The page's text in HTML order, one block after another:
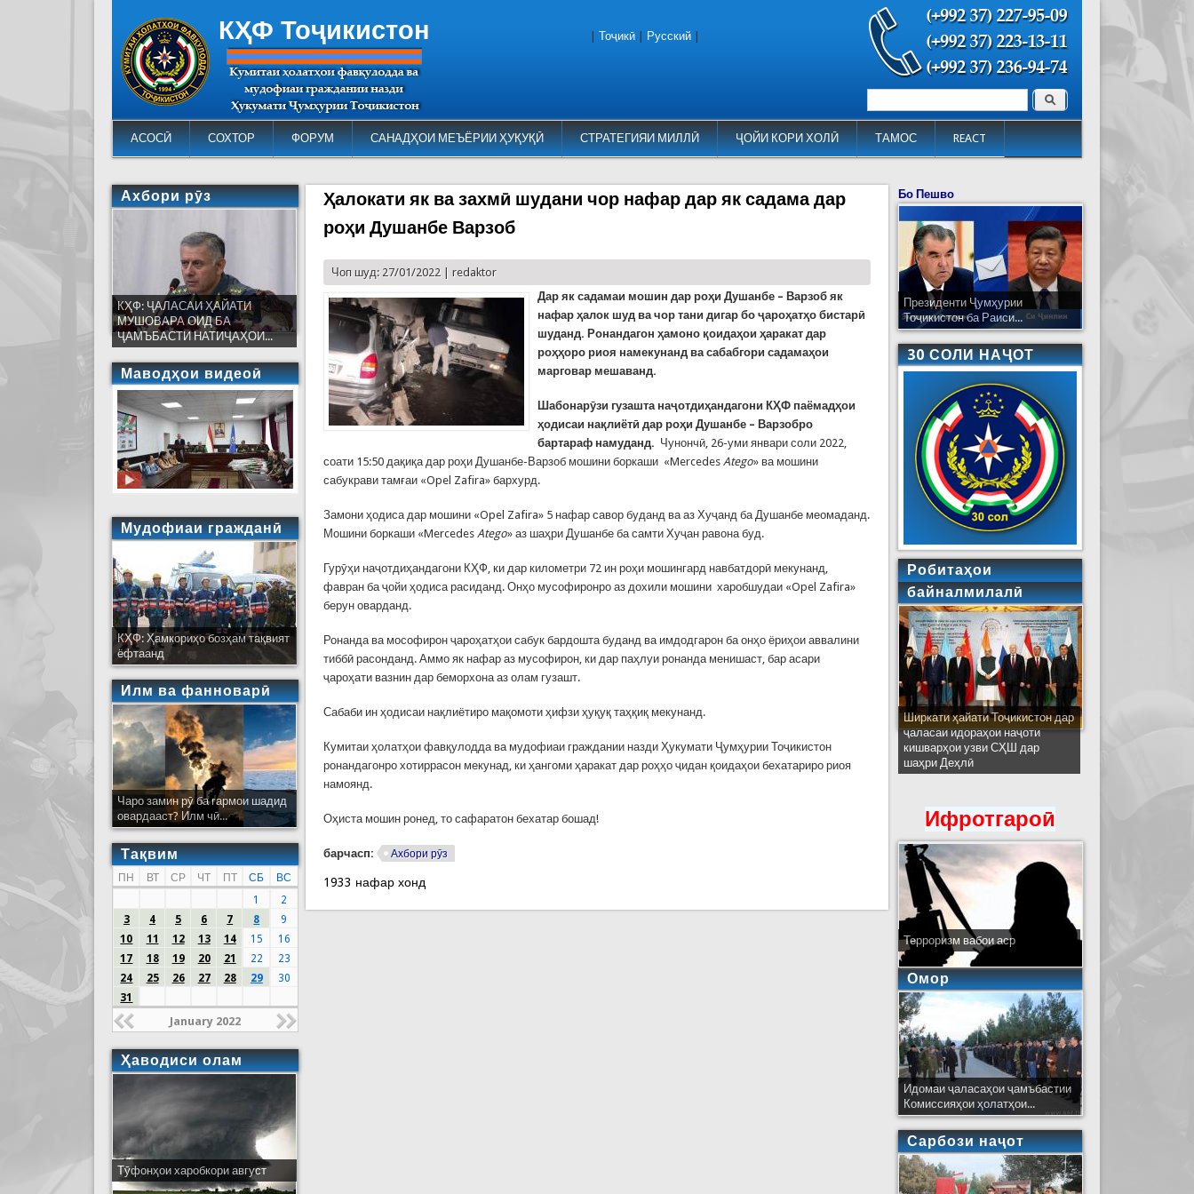
КҲФ Тоҷикистон
АСОСӢ СОХТОР ФОРУМ САНАДҲОИ МЕЪЁРИИ ҲУҚУҚӢ СТРАТЕГИЯИ МИЛЛӢ ҶОЙИ КОРИ ХОЛӢ ТАМОС REACT
Форма поиска Поиск
Тоҷикӣ Русский
Ҳалокати як ва захмӣ шудани чор нафар дар як садама дар
роҳи Душанбе Варзоб
Чоп шуд: 27/01/2022 |redaktor
Дар як садамаи мошин дар роҳи Душанбе – Варзоб як
нафар ҳалок шуд ва чор тани дигар бо ҷароҳатҳо бистарӣ
шуданд. Ронандагон ҳамоно қоидаҳои ҳаракат дар
роҳҳоро риоя намекунанд ва сабабгори садамаҳои
марговар мешаванд.
Шабонарӯзи гузашта наҷотдиҳандагони КҲФ паёмадҳои
ҳодисаи нақлиётӣ дар роҳи Душанбе – Варзобро
бартараф намуданд. Чунончӣ, 26-уми январи соли 2022,
соати 15:50 дақиқа дар роҳи Душанбе-Варзоб мошини боркаши «MercedesAtego» ва мошини
сабукрави тамғаи «Opel Zafira» бархурд.
Замони ҳодиса дар мошини «Opel Zafira» 5 нафар савор буданд ва аз Хуҷанд ба Душанбе меомаданд.
Мошини боркаши «MercedesAtego» аз шаҳри Душанбе ба самти Хуҷан равона буд.
Гурӯҳи наҷотдиҳандагони КҲФ, ки дар километри 72 ин роҳи мошингард навбатдорӣ мекунанд,
фавран ба ҷойи ҳодиса расиданд. Онҳо мусофиронро аз дохили мошини харобшудаи «Opel Zafira»
берун оварданд.
Ронанда ва мософирон ҷароҳатҳои сабук бардошта буданд ва имдодгарон ба онҳо ёриҳои аввалини
тиббӣ расонданд. Аммо як нафар аз мусофирон, ки дар паҳлуи ронанда менишаст, бар асари
ҷароҳати вазнин дар беморхона аз олам гузашт.
Сабаби ин ҳодисаи нақлиётиро мақомоти ҳифзи ҳуқуқ таҳқиқ мекунанд.
Кумитаи ҳолатҳои фавқулодда ва мудофиаи граждании назди Ҳукумати Ҷумҳурии Тоҷикистон
ронандагонро хотиррасон мекунад, ки ҳангоми ҳаракат дар роҳҳо ҷидан қоидаҳои бехатариро риоя
намоянд.
Оҳиста мошин ронед, то сафаратон бехатар бошад!
барчасп: Ахбори рӯз
1933 нафар хонд
Ахбори рӯз
КҲФ: ҶАЛАСАИ ҲАЙАТИ
МУШОВАРА ОИД БА
ҶАМЪБАСТИ НАТИҶАҲОИ...
Маводҳои видеоӣ
Мудофиаи гражданӣ
КҲФ: Ҳамкориҳо бозҳам тақвият
ёфтаанд
Илм ва фанноварӣ
Чаро замин рӯ ба гармои шадид
овардааст? Илм чӣ...
Тақвим
ПН ВТ СР ЧТ ПТ СБ
ВС
1
2
3
4 5 6 7 8
9
10
11 12 13 14 15
16
17
18 19 20 21 22
23
24
25 26 27 28 29
30
31
January 2022
Ҳаводиси олам
Тӯфонҳои харобкори август
Бо Пешво
Президенти Ҷумҳурии
Тоҷикистон ба Раиси...
30 СОЛИ НАҶОТ
Робитаҳои
байналмилалӣ
Ширкати ҳайати Тоҷикистон дар
ҷаласаи идораҳои наҷоти
кишварҳои узви СҲШ дар
шаҳри Деҳлӣ
Ифротгароӣ
Терроризм вабои аср
Омор
Идомаи ҷаласаҳои ҷамъбастии
Комиссияҳои ҳолатҳои...
Сарбози наҷот